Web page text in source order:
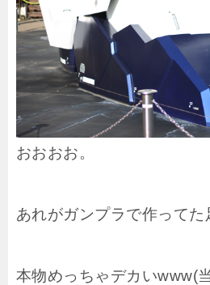
おおおお。
あれがガンプラで作ってた
本物めっちゃデカいwww(